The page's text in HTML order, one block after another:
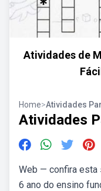
Atividades de
Home>Atividades
Atividades
Web — confira esta
6 ano do ensino